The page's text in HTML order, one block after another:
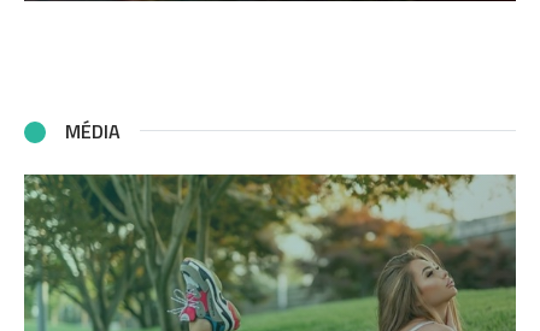
MÉDIA